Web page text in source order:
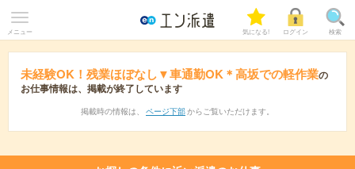
メニュー 気になる! ログイン 検索
未経験OK！残業ほぼなし▼車通勤OK＊高坂での軽作業の
お仕事情報は、掲載が終了しています
掲載時の情報は、 ページ下部 からご覧いただけます。